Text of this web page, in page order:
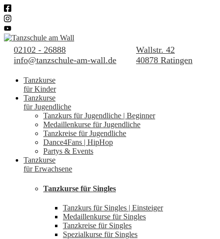
02102 - 26888
info@tanzschule-am-wall.de
Wallstr. 42
40878 Ratingen
Tanzkurse
für Kinder
Tanzkurse
für Jugendliche
Tanzkurs für Jugendliche | Beginner
Medaillenkurse für Jugendliche
Tanzkreise für Jugendliche
Dance4Fans | HipHop
Partys & Events
Tanzkurse
für Erwachsene
Tanzkurse für Singles
Tanzkurs für Singles | Einsteiger
Medaillenkurse für Singles
Tanzkreise für Singles
Spezialkurse für Singles